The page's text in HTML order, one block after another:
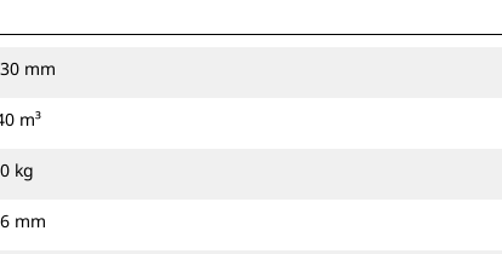
mm
m³
kg
mm